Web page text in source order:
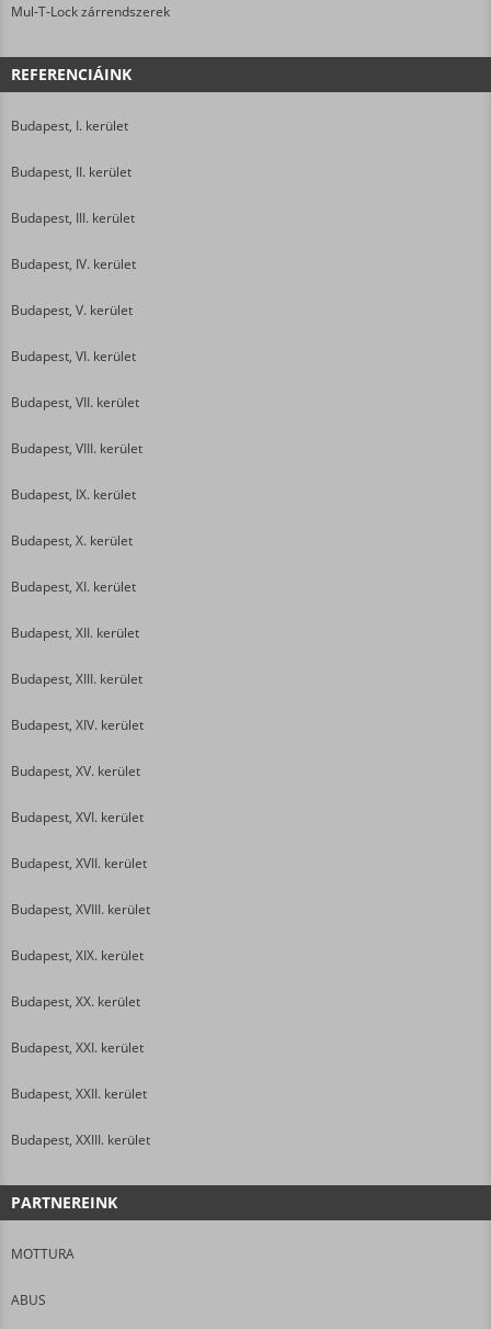
Mul-T-Lock zárrendszerek
REFERENCIÁINK
Budapest, I. kerület
Budapest, II. kerület
Budapest, III. kerület
Budapest, IV. kerület
Budapest, V. kerület
Budapest, VI. kerület
Budapest, VII. kerület
Budapest, VIII. kerület
Budapest, IX. kerület
Budapest, X. kerület
Budapest, XI. kerület
Budapest, XII. kerület
Budapest, XIII. kerület
Budapest, XIV. kerület
Budapest, XV. kerület
Budapest, XVI. kerület
Budapest, XVII. kerület
Budapest, XVIII. kerület
Budapest, XIX. kerület
Budapest, XX. kerület
Budapest, XXI. kerület
Budapest, XXII. kerület
Budapest, XXIII. kerület
PARTNEREINK
MOTTURA
ABUS